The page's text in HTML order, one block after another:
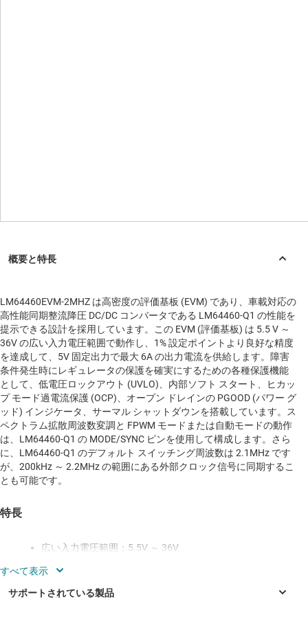
LM64460EVM-2MHZ は高密度の評価基板 (EVM) であり、車載対応の
高性能同期整流降圧 DC/DC コンバータである LM64460-Q1 の性能を
提示できる設計を採用しています。この EVM (評価基板) は 5.5 V ～
36V の広い入力電圧範囲で動作し、1% 設定ポイントより良好な精度
を達成して、5V 固定出力で最大 6A の出力電流を供給します。障害
条件発生時にレギュレータの保護を確実にするための各種保護機能
として、低電圧ロックアウト (UVLO)、内部ソフト スタート、ヒカッ
プ モード過電流保護 (OCP)、オープン ドレインの PGOOD (パワー グ
ッド) インジケータ、サーマル シャットダウンを搭載しています。ス
ペクトラム拡散周波数変調と FPWM モードまたは自動モードの動作
は、LM64460-Q1 の MODE/SYNC ピンを使用して構成します。さら
に、LM64460-Q1 のデフォルト スイッチング周波数は 2.1MHz です
が、200kHz ～ 2.2MHz の範囲にある外部クロック信号に同期するこ
とも可能です。
特長
広い入力電圧範囲：5.5V ～ 36V
5V のデフォルト出力電圧、設定ポイントから 1% の精
度